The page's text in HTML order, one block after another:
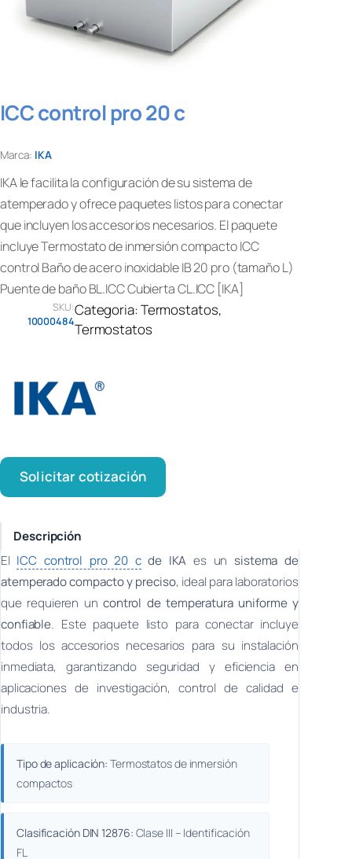
ICC control pro 20 c
Marca: IKA
IKA le facilita la configuración de su sistema de
atemperado y ofrece paquetes listos para conectar
que incluyen los accesorios necesarios. El paquete
incluye Termostato de inmersión compacto ICC
control Baño de acero inoxidable IB 20 pro (tamaño L)
Puente de baño BL.ICC Cubierta CL.ICC [IKA]
SKU:
10000484
Categoria:Termostatos
Termostatos
Solicitar cotización
Descripción
El ICC control pro 20 cde IKA es un sistema de
atemperado compacto y preciso, ideal para laboratorios
que requieren un control de temperatura uniforme y
confiable. Este paquete listo para conectar incluye
todos los accesorios necesarios para su instalación
inmediata, garantizando seguridad y eficiencia en
aplicaciones de investigación, control de calidad e
industria.
Tipo de aplicación: Termostatos de inmersión
compactos
Clasificación DIN 12876: Clase III – Identificación
FL